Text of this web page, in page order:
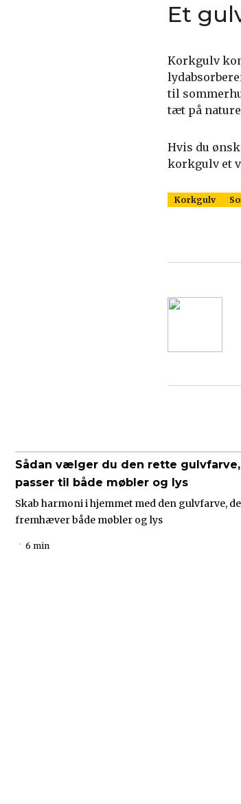
Et
Korkgulv
til
tæt på
Hvis du
korkgulv et
Korkgulv
Sådan vælger du den rette
passer til både møbler og lys
Skab harmoni i hjemmet med den gulvfarve,
fremhæver både møbler og lys
6 min